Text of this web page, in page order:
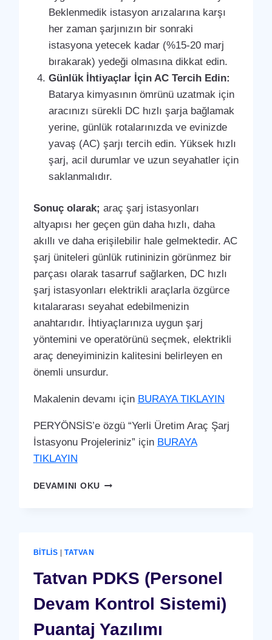
Beklenmedik istasyon arızalarına karşı
her zaman şarjınızın bir sonraki
istasyona yetecek kadar (%15-20 marj
bırakarak) yedeği olmasına dikkat edin.
Günlük İhtiyaçlar İçin AC Tercih Edin:
Batarya kimyasının ömrünü uzatmak için
aracınızı sürekli DC hızlı şarja bağlamak
yerine, günlük rotalarınızda ve evinizde
yavaş (AC) şarjı tercih edin. Yüksek hızlı
şarj, acil durumlar ve uzun seyahatler için
saklanmalıdır.
Sonuç olarak; araç şarj istasyonları
altyapısı her geçen gün daha hızlı, daha
akıllı ve daha erişilebilir hale gelmektedir. AC
şarj üniteleri günlük rutininizin görünmez bir
parçası olarak tasarruf sağlarken, DC hızlı
şarj istasyonları elektrikli araçlarla özgürce
kıtalararası seyahat edebilmenizin
anahtarıdır. İhtiyaçlarınıza uygun şarj
yöntemini ve operatörünü seçmek, elektrikli
araç deneyiminizin kalitesini belirleyen en
önemli unsurdur.
Makalenin devamı için BURAYA TIKLAYIN
PERYÖNSİS’e özgü “Yerli Üretim Araç Şarj
İstasyonu Projeleriniz” için BURAYA
TIKLAYIN
DEVAMINI OKUTATVAN
BITLIS |TATVAN
Tatvan PDKS (Personel
Devam Kontrol Sistemi)
Puantaj Yazılımı